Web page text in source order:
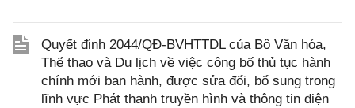
Quyết định 2044/QĐ-BVHTTDL của Bộ Văn hóa,
Thể thao và Du lịch về việc công bố thủ tục hành
chính mới ban hành, được sửa đổi, bổ sung trong
lĩnh vực Phát thanh truyền hình và thông tin điện